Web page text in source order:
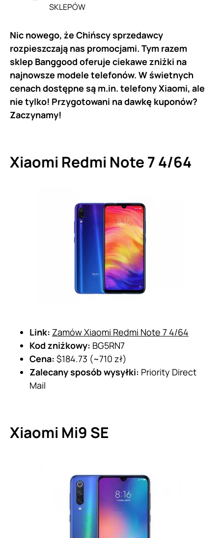
SKLEPÓW
Nic nowego, że Chińscy sprzedawcy
rozpieszczają nas promocjami. Tym razem
sklep Banggood oferuje ciekawe zniżki na
najnowsze modele telefonów. W świetnych
cenach dostępne są m.in. telefony Xiaomi, ale
nie tylko! Przygotowani na dawkę kuponów?
Zaczynamy!
Xiaomi Redmi Note 7 4/64
Link: Zamów Xiaomi Redmi Note 7 4/64
Kod zniżkowy: BG5RN7
Cena: $184.73 (~710 zł)
Zalecany sposób wysyłki: Priority Direct
Mail
Xiaomi Mi9 SE